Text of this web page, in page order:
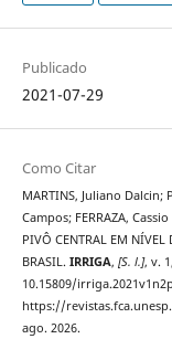
Publicado
2021-07-29
Como Citar
MARTINS, Juliano Dalcin;
Campos; FERRAZA,
PIVÔ CENTRAL EM NÍVEL
BRASIL. IRRIGA, [S. l.], v.
10.15809/
https://
ago. 2026.